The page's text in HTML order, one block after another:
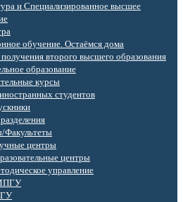
и Специализированное высшее
обучение. Остаёмся дома
второго высшего образования
образование
курсы
студентов
Факультеты
центры
центры
управление